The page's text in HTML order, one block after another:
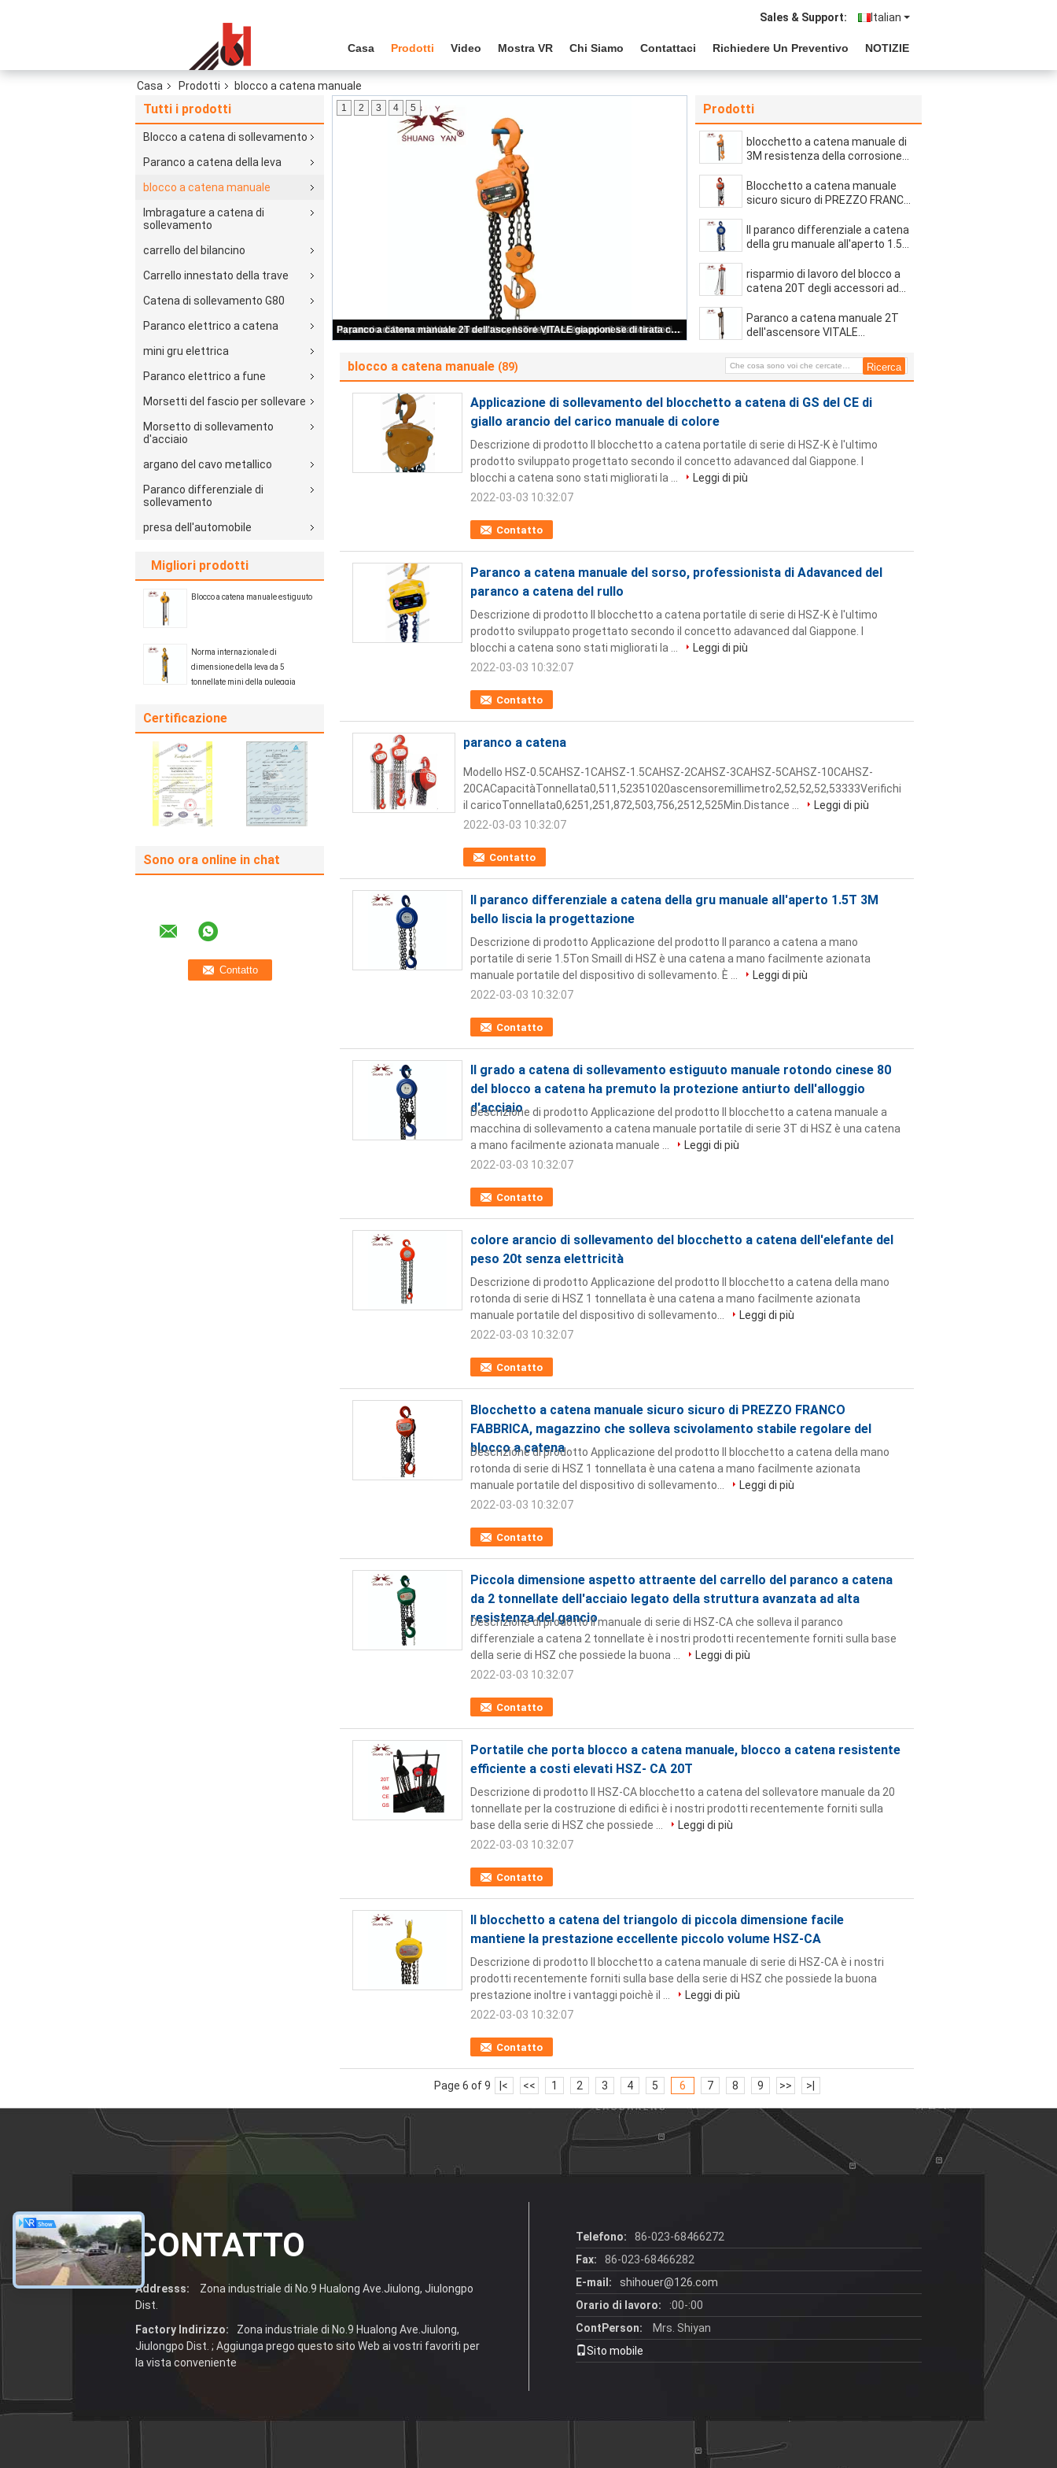
Italian
Sales & Support:
Casa Prodotti Video Mostra VR Chi Siamo Contattaci Richiedere Un Preventivo NOTIZIE
Casa Prodotti blocco a catena manuale
Tutti i prodotti
Blocco a catena di sollevamento
Paranco a catena della leva
blocco a catena manuale
Imbragature a catena di
sollevamento
carrello del bilancino
Carrello innestato della trave
Catena di sollevamento G80
Paranco elettrico a catena
mini gru elettrica
Paranco elettrico a fune
Morsetti del fascio per sollevare
Morsetto di sollevamento
d'acciaio
argano del cavo metallico
Paranco differenziale di
sollevamento
presa dell'automobile
Migliori prodotti
Blocco a catena manuale estiguuto
Norma internazionale di
dimensione della leva da 5
tonnellate mini della puleggia
Certificazione
Sono ora online in chat
blocchetto a catena manuale di 3M resistenza della corrosione su misura TONNELLATA di 5 doppia cuscinetti
1 2 3 4 5 Prodotti
blocchetto a catena manuale di
3M resistenza della corrosione
doppia cuscinetti
Blocchetto a catena manuale
sicuro sicuro di PREZZO FRANCO
solleva scivolamento stabile
regolare del blocco a catena
Il paranco differenziale a catena
della gru manuale all'aperto 1.5T
risparmio di lavoro del blocco a
catena 20T degli accessori ad
paranco a catena economico
Paranco a catena manuale 2T
dell'ascensore VITALE
catena di sollevamento di
Tedesco-qualità della catena del
blocco a catena manuale (89)
Applicazione di sollevamento del blocchetto a catena di GS del CE di
giallo arancio del carico manuale di colore
Contatto
Descrizione di prodotto Il blocchetto a catena portatile di serie di HSZ-K è l'ultimo
prodotto sviluppato progettato secondo il concetto adavanced dal Giappone. I
blocchi a catena sono stati migliorati la ...
Leggi di più
2022-03-03 10:32:07
Paranco a catena manuale del sorso, professionista di Adavanced del
paranco a catena del rullo
Contatto
Descrizione di prodotto Il blocchetto a catena portatile di serie di HSZ-K è l'ultimo
prodotto sviluppato progettato secondo il concetto adavanced dal Giappone. I
blocchi a catena sono stati migliorati la ...
Leggi di più
2022-03-03 10:32:07
paranco a catena
Contatto
Modello HSZ-0.5CAHSZ-1CAHSZ-1.5CAHSZ-2CAHSZ-3CAHSZ-5CAHSZ-10CAHSZ-
20CACapacitàTonnellata0,511,52351020ascensoremillimetro2,52,52,52,53333Verifichi
il caricoTonnellata0,6251,251,872,503,756,2512,525Min.Distance ...
Leggi di più
2022-03-03 10:32:07
Il paranco differenziale a catena della gru manuale all'aperto 1.5T 3M
bello liscia la progettazione
Contatto
Descrizione di prodotto Applicazione del prodotto Il paranco a catena a mano
portatile di serie 1.5Ton Smaill di HSZ è una catena a mano facilmente azionata
manuale portatile del dispositivo di sollevamento. È ...
Leggi di più
2022-03-03 10:32:07
Il grado a catena di sollevamento estiguuto manuale rotondo cinese 80
del blocco a catena ha premuto la protezione antiurto dell'alloggio
d'acciaio
Contatto
Descrizione di prodotto Applicazione del prodotto Il blocchetto a catena manuale a
macchina di sollevamento a catena manuale portatile di serie 3T di HSZ è una catena
a mano facilmente azionata manuale ...
Leggi di più
2022-03-03 10:32:07
colore arancio di sollevamento del blocchetto a catena dell'elefante del
peso 20t senza elettricità
Contatto
Descrizione di prodotto Applicazione del prodotto Il blocchetto a catena della mano
rotonda di serie di HSZ 1 tonnellata è una catena a mano facilmente azionata
manuale portatile del dispositivo di sollevamento...
Leggi di più
2022-03-03 10:32:07
Blocchetto a catena manuale sicuro sicuro di PREZZO FRANCO
FABBRICA, magazzino che solleva scivolamento stabile regolare del
blocco a catena
Contatto
Descrizione di prodotto Applicazione del prodotto Il blocchetto a catena della mano
rotonda di serie di HSZ 1 tonnellata è una catena a mano facilmente azionata
manuale portatile del dispositivo di sollevamento...
Leggi di più
2022-03-03 10:32:07
Piccola dimensione aspetto attraente del carrello del paranco a catena
da 2 tonnellate dell'acciaio legato della struttura avanzata ad alta
resistenza del gancio
Contatto
Descrizione di prodotto Il manuale di serie di HSZ-CA che solleva il paranco
differenziale a catena 2 tonnellate è i nostri prodotti recentemente forniti sulla base
della serie di HSZ che possiede la buona ...
Leggi di più
2022-03-03 10:32:07
Portatile che porta blocco a catena manuale, blocco a catena resistente
efficiente a costi elevati HSZ- CA 20T
Contatto
Descrizione di prodotto Il HSZ-CA blocchetto a catena del sollevatore manuale da 20
tonnellate per la costruzione di edifici è i nostri prodotti recentemente forniti sulla
base della serie di HSZ che possiede ...
Leggi di più
2022-03-03 10:32:07
Il blocchetto a catena del triangolo di piccola dimensione facile
mantiene la prestazione eccellente piccolo volume HSZ-CA
Contatto
Descrizione di prodotto Il blocchetto a catena manuale di serie di HSZ-CA è i nostri
prodotti recentemente forniti sulla base della serie di HSZ che possiede la buona
prestazione inoltre i vantaggi poichè il ...
Leggi di più
2022-03-03 10:32:07
Page 6 of 9 |< << 1 2 3 4 5 6 7 8 9 >> >|
CONTATTO
Addresss:
Zona industriale di No.9 Hualong Ave.Jiulong, Jiulongpo
Dist.
Factory Indirizzo:
Zona industriale di No.9 Hualong Ave.Jiulong,
Jiulongpo Dist. ; Aggiunga prego questo sito Web ai vostri favoriti per
la vista conveniente
Telefono:
86-023-68466272
Fax:
86-023-68466282
E-mail:
shihouer@126.com
Orario di lavoro:
:00-:00
ContPerson:
Mrs. Shiyan
Sito mobile